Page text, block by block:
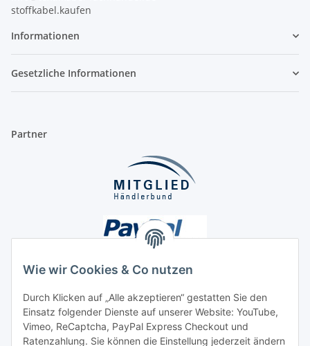
Wie wir Cookies & Co nutzen
Durch Klicken auf „Alle akzeptieren“ gestatten Sie den
Einsatz folgender Dienste auf unserer Website: YouTube,
Vimeo, ReCaptcha, PayPal Express Checkout und
Ratenzahlung. Sie können die Einstellung jederzeit ändern
stoffkabel.kaufen
Informationen
Gesetzliche Informationen
Partner
Unsere Seiten